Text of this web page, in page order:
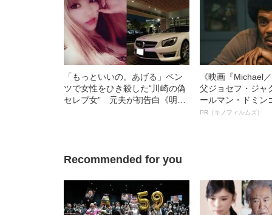
「もっといいの。あげる」ベン
ツで女性をひき殺した“川崎の偽
セレブ女” 元夫が初告白《明大
《映画『Michael
父ジョセフ・ジャ
ールマン・ドミン
ルインタビュー“
PR（キノフィルムズ）
Recommended for you